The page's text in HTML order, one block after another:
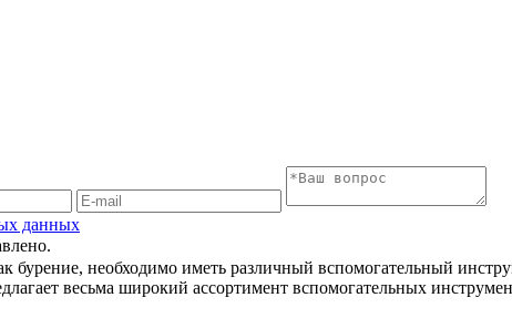
данных
бурение, необходимо иметь различный вспомогательный
весьма широкий ассортимент вспомогательных